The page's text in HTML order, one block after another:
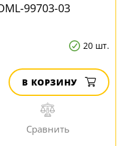
99703-03
20 шт.
В КОРЗИНУ